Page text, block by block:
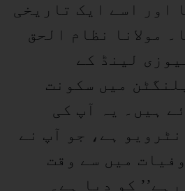
اور اسے ایک تاریخی
مولانا نظام الحق
لینڈ کے
میں سکونت
ہیں۔ یہ آپ کی
ہے، جو آپ نے
میں سے وقت
کو دیا ہے۔